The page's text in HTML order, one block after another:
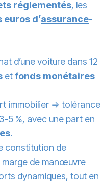
réglementés, les
euros d’assurance-
d’une voiture dans 12
etfonds monétaires
immobilier ⇒ tolérance
5 %, avec une part en
.
constitution de
de manœuvre
dynamiques, tout en